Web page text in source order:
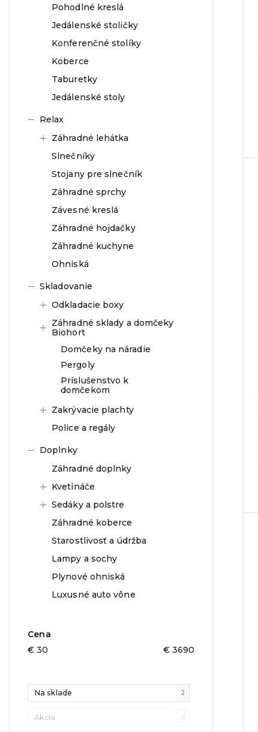
Pohodlné kreslá
Jedálenské stoličky
Konferenčné stolíky
Koberce
Taburetky
Jedálenské stoly
Relax
Záhradné lehátka
Slnečníky
Stojany pre slnečník
Záhradné sprchy
Závesné kreslá
Záhradné hojdačky
Záhradné kuchyne
Ohniská
Skladovanie
Odkladacie boxy
Záhradné sklady a domčeky
Biohort
Domčeky na náradie
Pergoly
Príslušenstvo k
domčekom
Zakrývacie plachty
Police a regály
Doplnky
Záhradné doplnky
Kvetináče
Sedáky a polstre
Záhradné koberce
Starostlivosť a údržba
Lampy a sochy
Plynové ohniská
Luxusné auto vône
Cena
€ 30 € 3690
Na sklade 2
Akcia 0